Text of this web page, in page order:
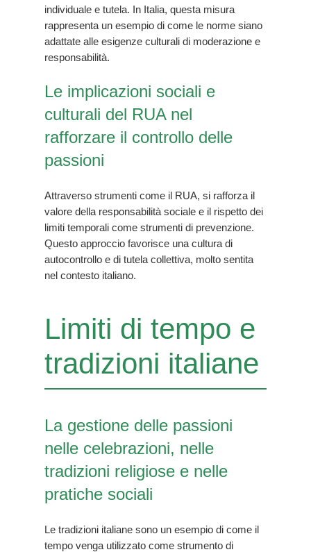
individuale e tutela. In Italia, questa misura
rappresenta un esempio di come le norme siano
adattate alle esigenze culturali di moderazione e
responsabilità.
Le implicazioni sociali e
culturali del RUA nel
rafforzare il controllo delle
passioni
Attraverso strumenti come il RUA, si rafforza il
valore della responsabilità sociale e il rispetto dei
limiti temporali come strumenti di prevenzione.
Questo approccio favorisce una cultura di
autocontrollo e di tutela collettiva, molto sentita
nel contesto italiano.
Limiti di tempo e
tradizioni italiane
La gestione delle passioni
nelle celebrazioni, nelle
tradizioni religiose e nelle
pratiche sociali
Le tradizioni italiane sono un esempio di come il
tempo venga utilizzato come strumento di